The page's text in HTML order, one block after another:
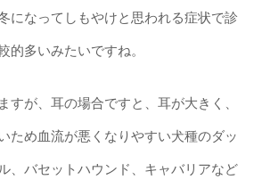
になってしもやけと思われる症状で診
的多いみたいですね。
すが、耳の場合ですと、耳が大きく、
ため血流が悪くなりやすい犬種のダッ
、バセットハウンド、キャバリアなど